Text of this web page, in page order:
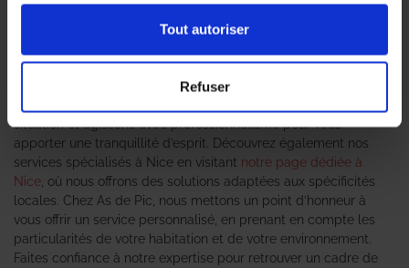
Tout autoriser
Refuser
efficaces pour éradiquer ces nuisibles. Lespunaises de lit
peuvent causer des désagréments considérables dans votre
équipe d’experts utilise des méthodes innovantes et
respectueuses de l’environnement pour assurer une élimination
situation et agissons avec professionnalisme pour vous
apporter une tranquillité d’esprit. Découvrez également nos
services spécialisés à Nice en visitant notre page dédiée à
Nice , où nous offrons des solutions adaptées aux spécificités
locales. Chez As de Pic, nous mettons un point d’honneur à
vous offrir un service personnalisé, en prenant en compte les
particularités de votre habitation et de votre environnement.
Faites confiance à notre expertise pour retrouver un cadre de